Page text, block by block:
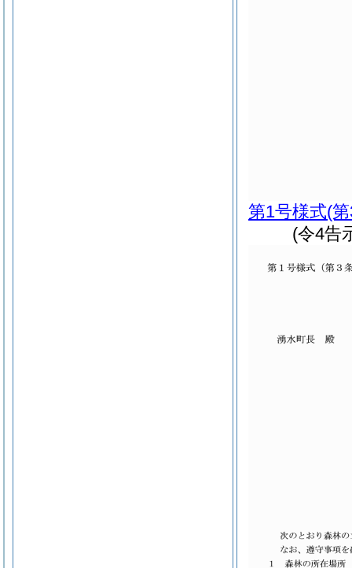
第1号様式(
(令4告